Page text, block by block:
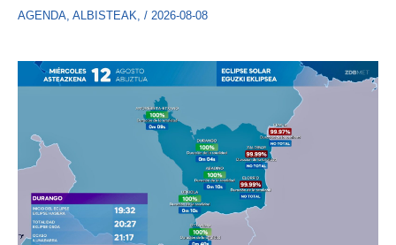
AGENDA, ALBISTEAK, / 2026-08-08